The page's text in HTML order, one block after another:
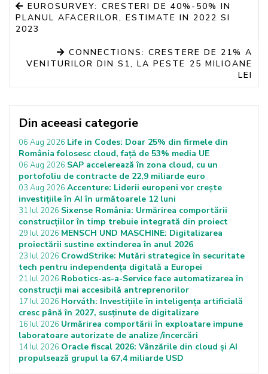
EUROSURVEY: CRESTERI DE 40%-50% IN
PLANUL AFACERILOR, ESTIMATE IN 2022 SI
2023
CONNECTIONS: CRESTERE DE 21% A
VENITURILOR DIN S1, LA PESTE 25 MILIOANE
LEI
Din aceeasi categorie
06 Aug 2026 Life in Codes: Doar 25% din firmele din
România folosesc cloud, față de 53% media UE
06 Aug 2026 SAP accelerează în zona cloud, cu un
portofoliu de contracte de 22,9 miliarde euro
03 Aug 2026 Accenture: Liderii europeni vor crește
investițiile în AI în următoarele 12 luni
31 Iul 2026 Sixense România: Urmărirea comportării
construcțiilor în timp trebuie integrată din proiect
29 Iul 2026 MENSCH UND MASCHINE: Digitalizarea
proiectării sustine extinderea în anul 2026
23 Iul 2026 CrowdStrike: Mutări strategice în securitate
tech pentru independența digitală a Europei
21 Iul 2026 Robotics-as-a-Service face automatizarea în
construcții mai accesibilă antreprenorilor
17 Iul 2026 Horváth: Investițiile în inteligența artificială
cresc până în 2027, susținute de digitalizare
16 Iul 2026 Urmărirea comportării în exploatare impune
laboratoare autorizate de analize /încercări
14 Iul 2026 Oracle fiscal 2026: Vânzările din cloud și AI
propulsează grupul la 67,4 miliarde USD